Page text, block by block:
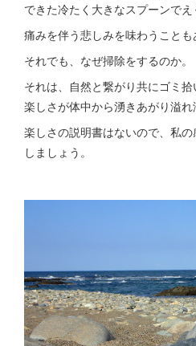
できた冷たく大きなスプーンで
痛みを伴う悲しみを味わうことも
それでも、なぜ掃除をするのか。
それは、自然と繋がり共にゴミ
楽しさが体中から湧きあがり溢れ
楽しさの説明書はないので、私
しましょう。